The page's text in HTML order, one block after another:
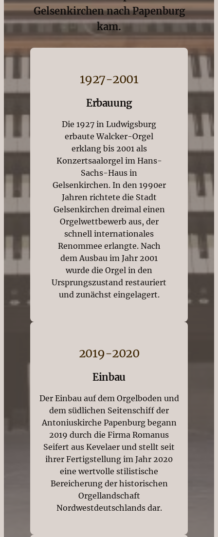
Gelsenkirchen nach Papenburg
kam.
1927-2001
Erbauung
Die 1927 in Ludwigsburg
erbaute Walcker-Orgel
erklang bis 2001 als
Konzertsaalorgel im Hans-
Sachs-Haus in
Gelsenkirchen. In den 1990er
Jahren richtete die Stadt
Gelsenkirchen dreimal einen
Orgelwettbewerb aus, der
schnell internationales
Renommee erlangte. Nach
dem Ausbau im Jahr 2001
wurde die Orgel in den
Ursprungszustand restauriert
und zunächst eingelagert.
2019-2020
Einbau
Der Einbau auf dem Orgelboden und
dem südlichen Seitenschiff der
Antoniuskirche Papenburg begann
2019 durch die Firma Romanus
Seifert aus Kevelaer und stellt seit
ihrer Fertigstellung im Jahr 2020
eine wertvolle stilistische
Bereicherung der historischen
Orgellandschaft
Nordwestdeutschlands dar.